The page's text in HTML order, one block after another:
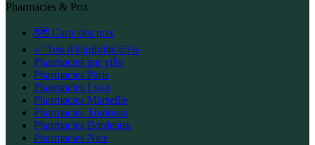
Pharmacies & Prix
🗺️ Carte des prix
✅ Test d'éligibilité 65%
Pharmacies par ville
Pharmacies Paris
Pharmacies Lyon
Pharmacies Marseille
Pharmacies Toulouse
Pharmacies Bordeaux
Pharmacies Nice